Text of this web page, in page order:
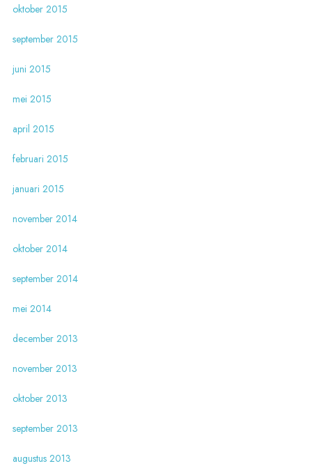
oktober 2015
september 2015
juni 2015
mei 2015
april 2015
februari 2015
januari 2015
november 2014
oktober 2014
september 2014
mei 2014
december 2013
november 2013
oktober 2013
september 2013
augustus 2013